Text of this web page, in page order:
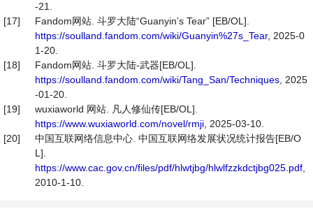
-21.
[17]
Fandom网站. 斗罗大陆“Guanyin’s Tear” [EB/OL].
https://soulland.fandom.com/wiki/Guanyin%27s_Tear, 2025-0
1-20.
[18]
Fandom网站. 斗罗大陆-武器[EB/OL].
https://soulland.fandom.com/wiki/Tang_San/Techniques , 2025
-01-20.
[19]
wuxiaworld 网站. 凡人修仙传[EB/OL].
https://www.wuxiaworld.com/novel/rmji , 2025-03-10.
[20]
中国互联网络信息中心. 中国互联网络发展状况统计报告[EB/O
L].
https://www.cac.gov.cn/files/pdf/hlwtjbg/hlwlfzzkdctjbg025.pdf
2010-1-10.